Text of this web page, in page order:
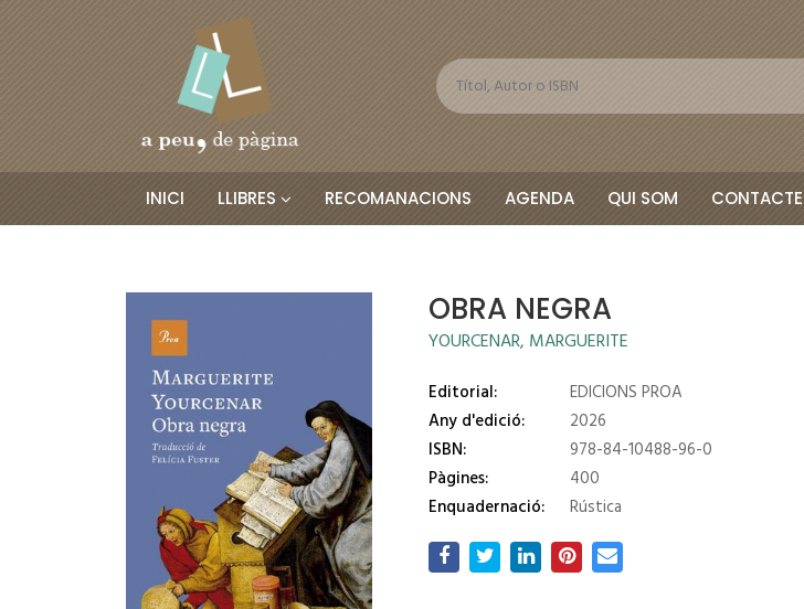
INICI LLIBRES RECOMANACIONS AGENDA QUI SOM CONTACTE
OBRA NEGRA
YOURCENAR, MARGUERITE
Editorial:
EDICIONS PROA
Any d'edició:
2026
ISBN:
978-84-10488-96-0
Pàgines:
400
Enquadernació:
Rústica